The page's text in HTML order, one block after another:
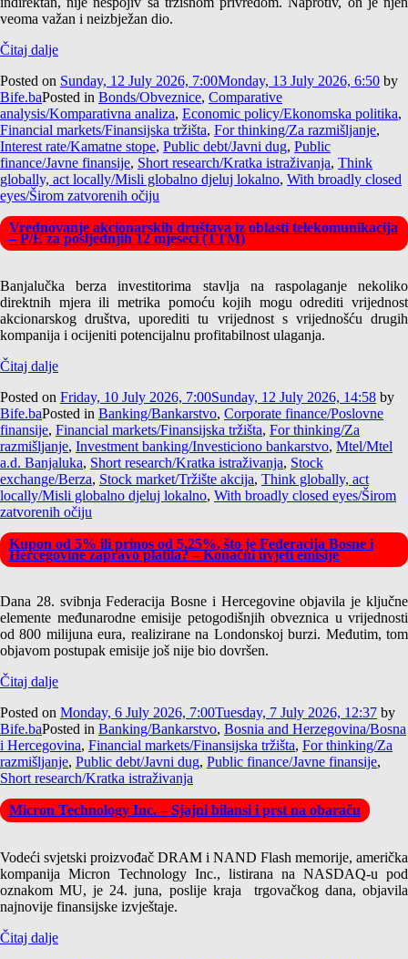
veoma važan i neizbježan dio.
Čitaj dalje
Posted on Sunday, 12 July 2026, 7:00Monday, 13 July 2026, 6:50 by
Bife.baPosted in Bonds/Obveznice, Comparative
analysis/Komparativna analiza, Economic policy/Ekonomska politika,
Financial markets/Finansijska tržišta, For thinking/Za razmišljanje,
Interest rate/Kamatne stope, Public debt/Javni dug, Public
finance/Javne finansije, Short research/Kratka istraživanja, Think
globally, act locally/Misli globalno djeluj lokalno, With broadly closed
eyes/Širom zatvorenih očiju
Vrednovanje akcionarskih društava iz oblasti telekomunikacija
– P/E za posljednjih 12 mjeseci (TTM)
Banjalučka berza investitorima stavlja na raspolaganje nekoliko
direktnih mjera ili metrika pomoću kojih mogu odrediti vrijednost
akcionarskog društva, uporediti tu vrijednost s vrijednošću drugih
kompanija i ocijeniti potencijalnu profitabilnost ulaganja.
Čitaj dalje
Posted on Friday, 10 July 2026, 7:00Sunday, 12 July 2026, 14:58 by
Bife.baPosted in Banking/Bankarstvo, Corporate finance/Poslovne
finansije, Financial markets/Finansijska tržišta, For thinking/Za
razmišljanje, Investment banking/Investiciono bankarstvo, Mtel/Mtel
a.d. Banjaluka, Short research/Kratka istraživanja, Stock
exchange/Berza, Stock market/Tržište akcija, Think globally, act
locally/Misli globalno djeluj lokalno, With broadly closed eyes/Širom
zatvorenih očiju
Kupon od 5% ili prinos od 5,25%, što je Federacija Bosne i
Hercegovine zapravo platila? – Konačni uvjeti emisije
Dana 28. svibnja Federacija Bosne i Hercegovine objavila je ključne
elemente međunarodne emisije petogodišnjih obveznica u vrijednosti
od 800 milijuna eura, realizirane na Londonskoj burzi. Međutim, tom
objavom postupak emisije još nije bio dovršen.
Čitaj dalje
Posted on Monday, 6 July 2026, 7:00Tuesday, 7 July 2026, 12:37 by
Bife.baPosted in Banking/Bankarstvo, Bosnia and Herzegovina/Bosna
i Hercegovina, Financial markets/Finansijska tržišta, For thinking/Za
razmišljanje, Public debt/Javni dug, Public finance/Javne finansije,
Short research/Kratka istraživanja
Micron Technology Inc. – Sjajni bilansi i prst na obaraču
Vodeći svjetski proizvođač DRAM i NAND Flash memorije, američka
kompanija Micron Technology Inc., listirana na NASDAQ-u pod
oznakom MU, je 24. juna, poslije kraja trgovačkog dana, objavila
najnovije finansijske izvještaje.
Čitaj dalje